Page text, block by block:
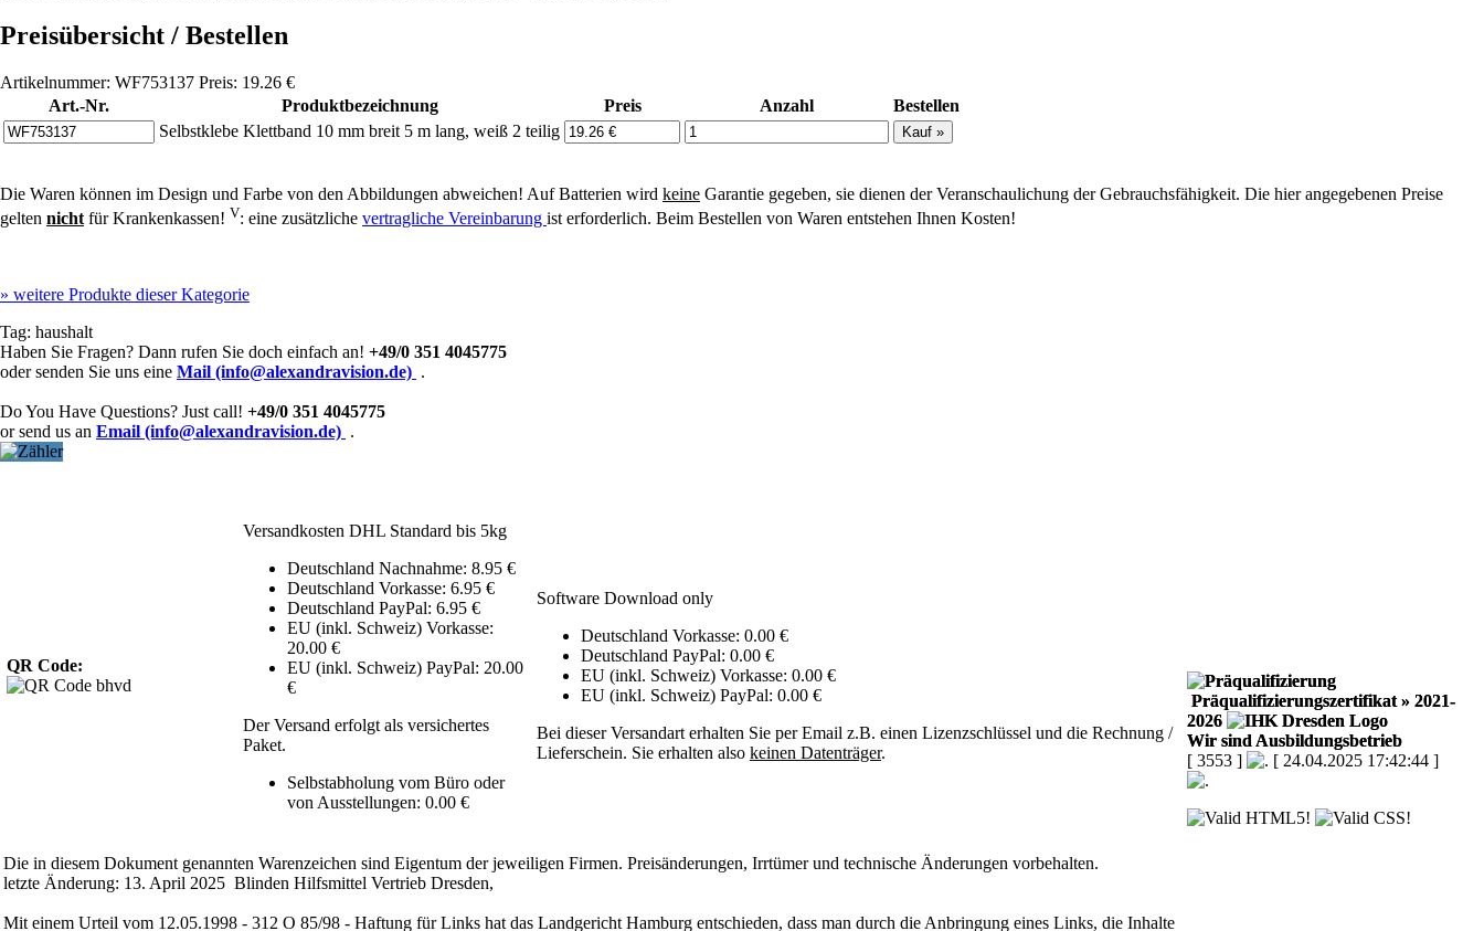
Preisübersicht / Bestellen
Artikelnummer: WF753137 Preis: 19.26 €
Art.-Nr.
Produktbezeichnung Preis Anzahl
Bestellen
Selbstklebe Klettband 10 mm breit 5 m lang, weiß 2 teilig
Die Waren können im Design und Farbe von den Abbildungen abweichen! Auf Batterien wird keine Garantie gegeben, sie dienen der Veranschaulichung der Gebrauchsfähigkeit. Die hier angegebenen Preise
gelten nichtfür Krankenkassen! V: eine zusätzliche vertragliche Vereinbarung ist erforderlich. Beim Bestellen von Waren entstehen Ihnen Kosten!
» weitere Produkte dieser Kategorie
Tag: haushalt
Haben Sie Fragen? Dann rufen Sie doch einfach an! +49/0 351 4045775
oder senden Sie uns eine Mail (info@alexandravision.de) .
Do You Have Questions? Just call! +49/0 351 4045775
or send us an Email (info@alexandravision.de) .
QR Code:
Versandkosten DHL Standard bis 5kg
Deutschland Nachnahme: 8.95 €
Deutschland Vorkasse: 6.95 €
Deutschland PayPal: 6.95 €
EU (inkl. Schweiz) Vorkasse:
20.00 €
EU (inkl. Schweiz) PayPal: 20.00
€
Der Versand erfolgt als versichertes
Paket.
Selbstabholung vom Büro oder
von Ausstellungen: 0.00 €
Software Download only
Deutschland Vorkasse: 0.00 €
Deutschland PayPal: 0.00 €
EU (inkl. Schweiz) Vorkasse: 0.00 €
EU (inkl. Schweiz) PayPal: 0.00 €
Bei dieser Versandart erhalten Sie per Email z.B. einen Lizenzschlüssel und die Rechnung /
Lieferschein. Sie erhalten also keinen Datenträger.
Die in diesem Dokument genannten Warenzeichen sind Eigentum der jeweiligen Firmen. Preisänderungen, Irrtümer und technische Änderungen vorbehalten.
letzte Änderung: 13. April 2025 Blinden Hilfsmittel Vertrieb Dresden,
Mit einem Urteil vom 12.05.1998 - 312 O 85/98 - Haftung für Links hat das Landgericht Hamburg entschieden, dass man durch die Anbringung eines Links, die Inhalte
Präqualifizierungszertifikat » 2021-
2026
Wir sind Ausbildungsbetrieb
[ 3553 ]
[ 24.04.2025 17:42:44 ]